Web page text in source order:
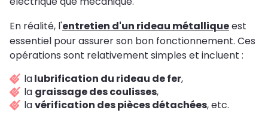
En réalité, l'entretien d'un rideau métalliqueest
essentiel pour assurer son bon fonctionnement. Ces
opérations sont relativement simples et incluent :
lalubrification du rideau de fer,
la graissage des coulisses,
lavérification des pièces détachées, etc.